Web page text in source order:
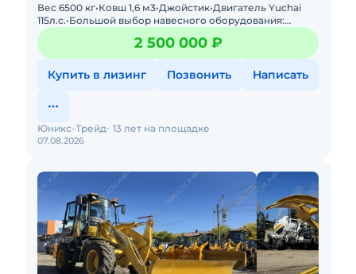
Вес 6500 кг•Ковш 1,6 м3•Джойстик•Двигатель Yuchai
115л.с.•Большой выбор навесного оборудования:
2 500 000 ₽
Купить в лизинг Позвонить Написать
07.08.2026
Юникс-Трейд 13 лет на площадке